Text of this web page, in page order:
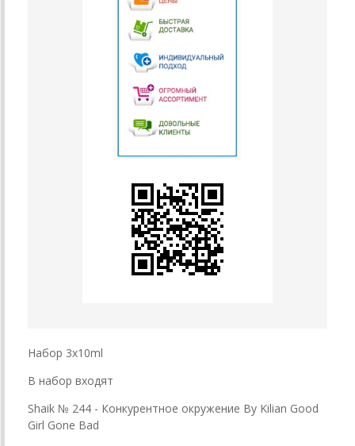
Набор 3х10ml
В набор входят
Shaik № 244 - Конкурентное окружение By Kilian Good
Girl Gone Bad